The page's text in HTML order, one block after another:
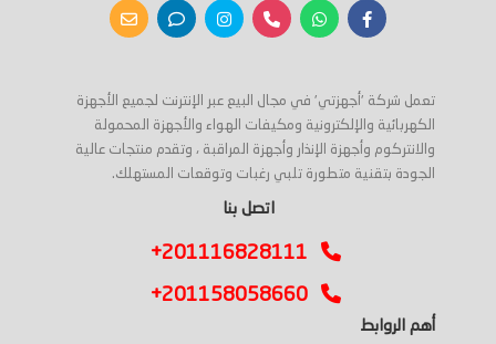
تعمل شركة 'أجهزتي' في مجال البيع عبر الإنترنت لجميع الأجهزة
الكهربائية والإلكترونية ومكيفات الهواء والأجهزة المحمولة
والانتركوم وأجهزة الإنذار وأجهزة المراقبة ، وتقدم منتجات عالية
الجودة بتقنية متطورة تلبي رغبات وتوقعات المستهلك.
اتصل بنا
+201116828111
+201158058660
أهم الروابط